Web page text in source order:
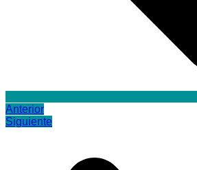
Anterior
Siguiente